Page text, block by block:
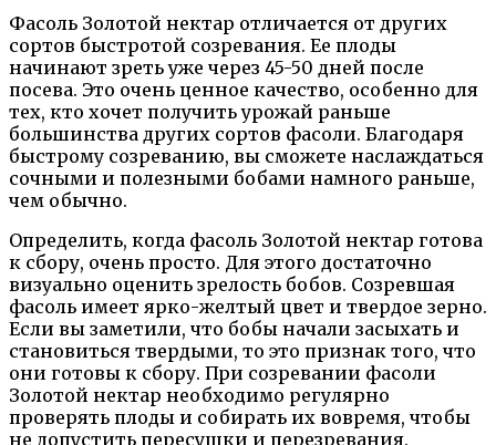
Фасоль Золотой нектар отличается от других
сортов быстротой созревания. Ее плоды
начинают зреть уже через 45-50 дней после
посева. Это очень ценное качество, особенно для
тех, кто хочет получить урожай раньше
большинства других сортов фасоли. Благодаря
быстрому созреванию, вы сможете наслаждаться
сочными и полезными бобами намного раньше,
чем обычно.
Определить, когда фасоль Золотой нектар готова
к сбору, очень просто. Для этого достаточно
визуально оценить зрелость бобов. Созревшая
фасоль имеет ярко-желтый цвет и твердое зерно.
Если вы заметили, что бобы начали засыхать и
становиться твердыми, то это признак того, что
они готовы к сбору. При созревании фасоли
Золотой нектар необходимо регулярно
проверять плоды и собирать их вовремя, чтобы
не допустить пересушки и перезревания.